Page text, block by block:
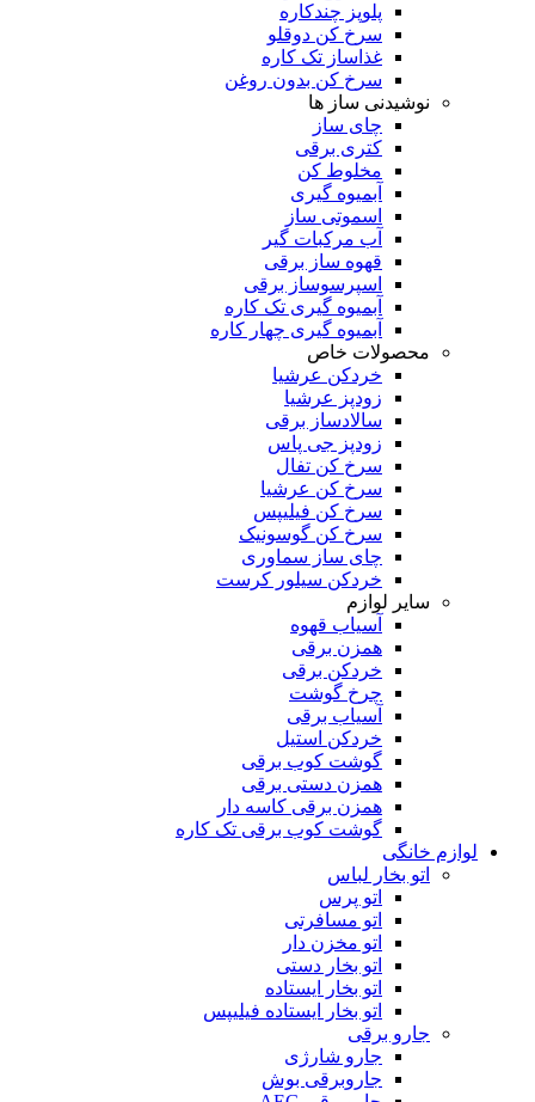
پلوپز چندکاره
سرخ کن دوقلو
غذاساز تک کاره
سرخ کن بدون روغن
نوشیدنی ساز ها
چای ساز
کتری برقی
مخلوط کن
آبمیوه گیری
اسموتی ساز
آب مرکبات گیر
قهوه ساز برقی
اسپرسوساز برقی
آبمیوه گیری تک کاره
آبمیوه گیری چهار کاره
محصولات خاص
خردکن عرشیا
زودپز عرشیا
سالادساز برقی
زودپز جی پاس
سرخ کن تفال
سرخ کن عرشیا
سرخ کن فیلیپس
سرخ کن گوسونیک
چای ساز سماوری
خردکن سیلور کرست
سایر لوازم
آسیاب قهوه
همزن برقی
خردکن برقی
چرخ گوشت
آسیاب برقی
خردکن استیل
گوشت کوب برقی
همزن دستی برقی
همزن برقی کاسه دار
گوشت کوب برقی تک کاره
لوازم خانگی
اتو بخار لباس
اتو پرس
اتو مسافرتی
اتو مخزن دار
اتو بخار دستی
اتو بخار ایستاده
اتو بخار ایستاده فیلیپس
جارو برقی
جارو شارژی
جاروبرقی بوش